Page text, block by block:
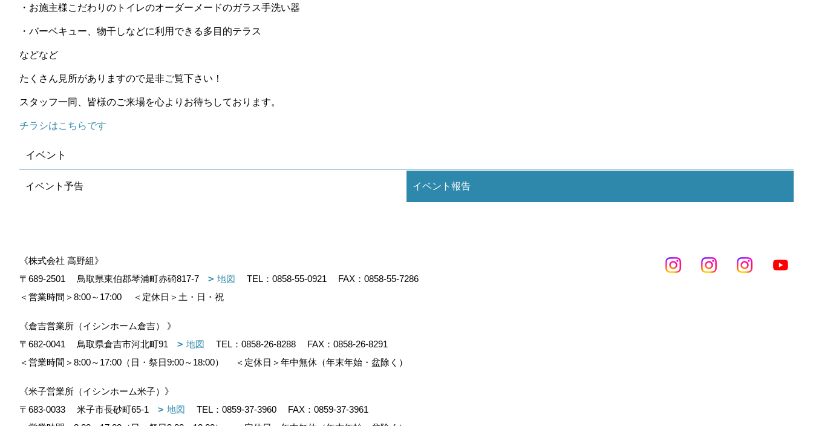
・お施主様こだわりのトイレのオーダーメードのガラス手洗い器
・バーベキュー、物干しなどに利用できる多目的テラス
などなど
たくさん見所がありますので是非ご覧下さい！
スタッフ一同、皆様のご来場を心よりお待ちしております。
チラシはこちらです
イベント
イベント予告 イベント報告
《株式会社 高野組》
〒689-2501
鳥取県東伯郡琴浦町赤碕817-7 地図 TEL： 0858-55-0921
FAX：0858-55-7286
＜営業時間＞8:00～17:00
＜定休日＞土・日・祝
《倉吉営業所（イシンホーム倉吉） 》
〒682-0041
鳥取県倉吉市河北町91 地図 TEL： 0858-26-8288
FAX：0858-26-8291
＜営業時間＞8:00～17:00（日・祭日9:00～18:00）
＜定休日＞年中無休（年末年始・盆除く）
《米子営業所（イシンホーム米子）》
〒683-0033
米子市長砂町65-1 地図 TEL： 0859-37-3960
FAX：0859-37-3961